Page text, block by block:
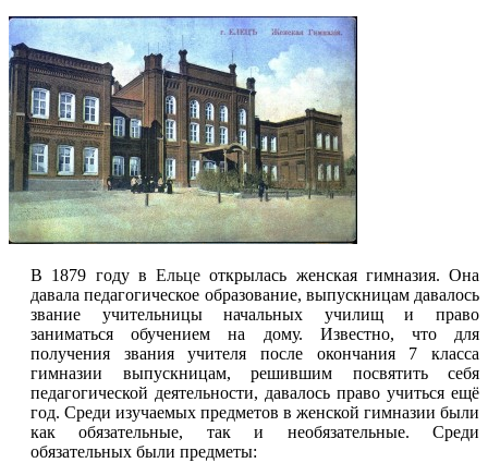
В 1879 году в Ельце открылась женская гимназия. Она
давала педагогическое образование, выпускницам давалось
звание учительницы начальных училищ и право
заниматься обучением на дому. Известно, что для
получения звания учителя после окончания 7 класса
гимназии выпускницам, решившим посвятить себя
педагогической деятельности, давалось право учиться ещё
год. Среди изучаемых предметов в женской гимназии были
как обязательные, так и необязательные. Среди
обязательных были предметы: